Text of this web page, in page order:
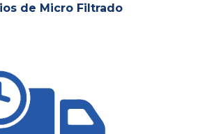
de Micro Filtrado